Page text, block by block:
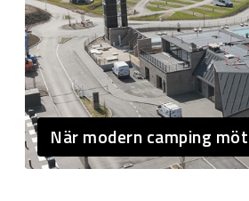
När modern camping